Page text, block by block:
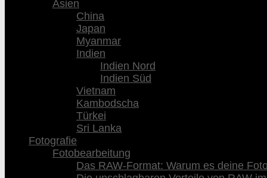
Asien
China
Japan
Myanmar
Indien
Indien Nord
Indien Süd
Vietnam
Kambodscha
Türkei
Sri Lanka
Fotografie
Fotobearbeitung
Das RAW-Format: Warum es deine